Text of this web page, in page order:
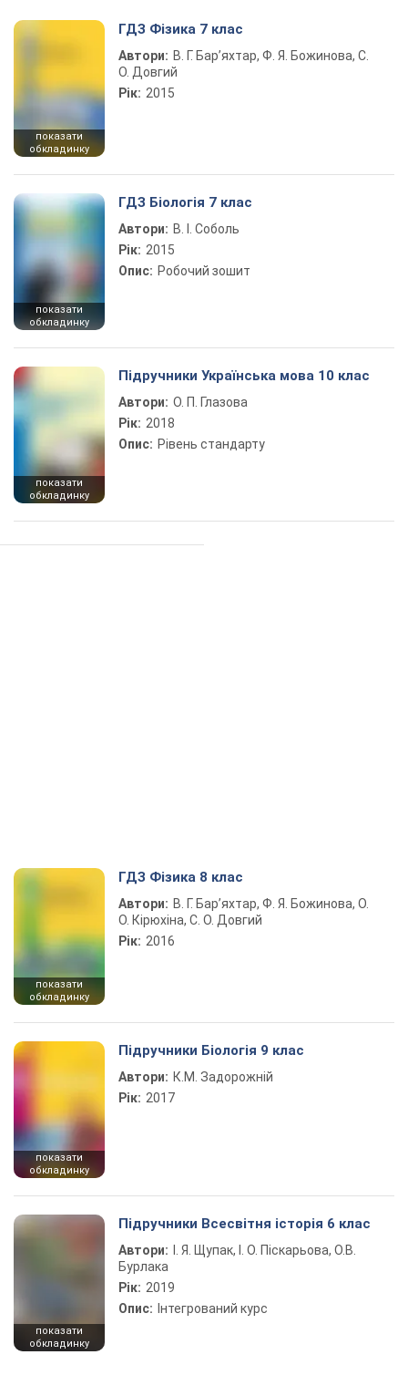
показати
обкладинку
ГДЗ Фізика 7 клас
Автори: В. Г. Бар’яхтар, Ф. Я. Божинова, С.
О. Довгий
Рік: 2015
показати
обкладинку
ГДЗ Біологія 7 клас
Автори: В. І. Соболь
Рік: 2015
Опис: Робочий зошит
показати
обкладинку
Підручники Українська мова 10 клас
Автори: О. П. Глазова
Рік: 2018
Опис: Рівень стандарту
показати
обкладинку
ГДЗ Фізика 8 клас
Автори: В. Г. Бар’яхтар, Ф. Я. Божинова, О.
О. Кірюхіна, С. О. Довгий
Рік: 2016
показати
обкладинку
Підручники Біологія 9 клас
Автори: К.М. Задорожній
Рік: 2017
показати
обкладинку
Підручники Всесвітня історія 6 клас
Автори:
І. Я. Щупак, І. О. Піскарьова, О.В.
Бурлака
Рік: 2019
Опис: Інтегрований курс